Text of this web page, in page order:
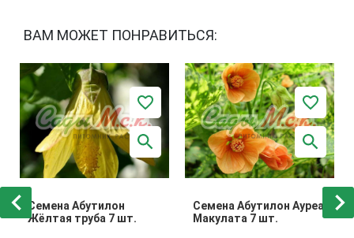
ВАМ МОЖЕТ ПОНРАВИТЬСЯ:
Семена Абутилон
Жёлтая труба 7 шт.
Семена Абутилон Ауреа
Макулата 7 шт.